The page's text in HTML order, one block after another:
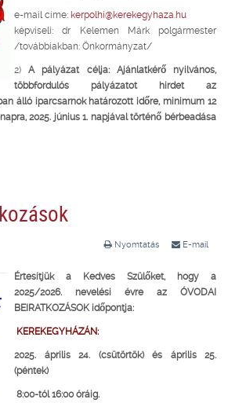
e-mail címe: kerpolhi@kerekegyhaza.hu
képviseli: dr Kelemen Márk polgármester
/továbbiakban: Önkormányzat/
2)A pályázat célja: Ajánlatkérő nyilvános,
többfordulós pályázatot hirdet az
álló iparcsarnok határozott időre, minimum 12
2025. június 1. napjával történő bérbeadása
Nyomtatás E-mail
Értesítjük a Kedves Szülőket, hogy a
2025/2026. nevelési évre az ÓVODAI
BEIRATKOZÁSOK időpontja:
KEREKEGYHÁZÁN:
2025. április 24. (csütörtök) és április 25.
(péntek)
8:00-tól 16:00 óráig.